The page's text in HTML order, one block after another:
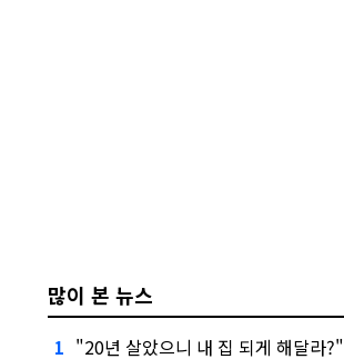
많이 본 뉴스
1 "20년 살았으니 내 집 되게 해달라?"